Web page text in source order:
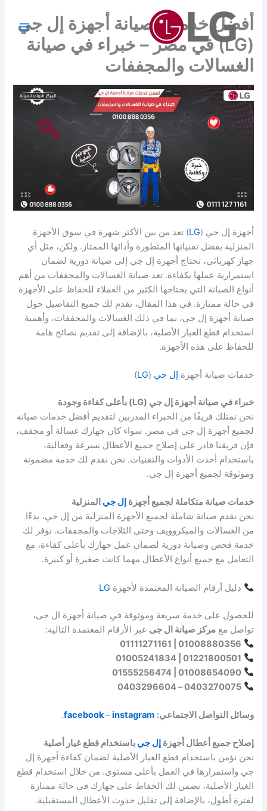
المحتوى
أفضل خدمات صيانة أجهزة إل جي
(LG) في مصر – خبراء في صيانة
الغسالات والمجففات
أجهزة إل جي (LG) تعد من بين الأكثر شهرة في سوق الأجهزة
المنزلية بفضل تقنياتها المتطورة وأدائها الممتاز. ولكن، مثل أي
جهاز كهربائي، تحتاج أجهزة إل جي إلى صيانة دورية لضمان
استمرارية عملها بكفاءة. تعد صيانة الغسالات والمجففات من أهم
أنواع الصيانة التي يحتاجها الكثير من العملاء للحفاظ على الأجهزة
في حالة ممتازة. في هذا المقال، نقدم لك جميع التفاصيل حول
صيانة أجهزة إل جي، بما في ذلك الغسالات والمجففات، وأهمية
استخدام قطع الغيار الأصلية، بالإضافة إلى تقديم نصائح هامة
للحفاظ على هذه الأجهزة.
خدمات صيانة أجهزة إل جي (
LG
)
خبراء في صيانة أجهزة إل جي (LG) بأعلى كفاءة وجودة
نحن نمتلك فريقًا من الخبراء المدربين لتقديم أفضل خدمات صيانة
لجميع أجهزة إل جي في مصر. سواء كان جهازك غسالة أو مجفف،
فإن فريقنا قادر على إصلاح جميع الأعطال بسرعة وفعالية،
باستخدام أحدث الأدوات والتقنيات. نحن نقدم لك خدمة مضمونة
وموثوقة لجميع أجهزة إل جي.
خدمات صيانة متكاملة لجميع أجهزةإل جي المنزلية
نحن نقدم صيانة شاملة لجميع الأجهزة المنزلية من إل جي، بدءًا
من الغسالات والميكروويف وحتى الثلاجات والمجففات. نوفر لك
خدمة فحص وصيانة دورية لضمان عمل جهازك بأعلى كفاءة، مع
التعامل مع جميع أنواع الأعطال مهما كانت صغيرة أو كبيرة.
دليل أرقام الصيانة المعتمدة لأجهزة LG
للحصول على خدمة سريعة وموثوقة في صيانة أجهزة ال جى،
تواصل معمركز صيانة ال جى عبر الأرقام المعتمدة التالية:
01008880356 | 01111271161
01221800501 | 01005241834
01008654090 | 01555256474
0403270075 – 0403296604
وسائل التواصل الاجتماعي: facebook–instagram
.
إصلاح جميع أعطال أجهزة إل جي باستخدام قطع غيار أصلية
نحن نؤمن باستخدام قطع الغيار الأصلية لضمان كفاءة أجهزة إل
جي واستمرارها في العمل بأعلى مستوى. من خلال استخدام قطع
الغيار الأصلية، نضمن لك الحفاظ على جهازك في حالة ممتازة
لفترة أطول، بالإضافة إلى تقليل حدوث الأعطال المستقبلية.